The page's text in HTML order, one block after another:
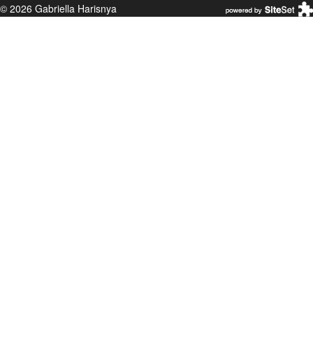
© 2026 Gabriella Harisnya